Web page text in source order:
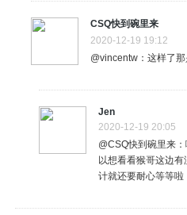
CSQ快到碗里来
2020-12-19 19:12
@vincentw：这样了
Jen
2020-12-19 20:05
@CSQ快到碗里来
以想看看猴哥这边
计就还要耐心等等啦